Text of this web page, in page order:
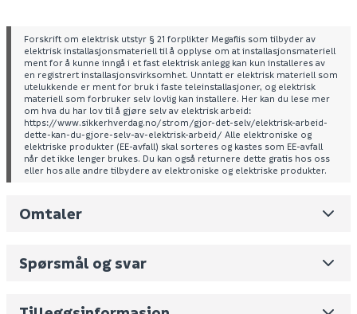
Tekniske spesifikasjoner
Nettspenning: AC 230 V, 50 / 60 Hz
Glødelamper: 3 - 370 W
230 V halogenlamper: 3 - 370 W
LV-halogenlamper med elektronisk
transformator: 3 - 370 VA
LED (med nøytral kabel): 0 - 200 W (maks. 1,3 A)
Driftstemperatur: +5°C til +35°C
Beskyttelse: 16 A automatsikting (10 A dersom
det brukes en terminal til looping)
Forskrift om elektrisk utstyr § 21 forplikter Megaflis som tilbyder av
elektrisk installasjonsmateriell til å opplyse om at installasjonsmateriell
ment for å kunne inngå i et fast elektrisk anlegg kan kun installeres av
en registrert installasjonsvirksomhet. Unntatt er elektrisk materiell som
utelukkende er ment for bruk i faste teleinstallasjoner, og elektrisk
materiell som forbruker selv lovlig kan installere. Her kan du lese mer
om hva du har lov til å gjøre selv av elektrisk arbeid:
https://www.sikkerhverdag.no/strom/gjor-det-selv/elektrisk-arbeid-
dette-kan-du-gjore-selv-av-elektrisk-arbeid/ Alle elektroniske og
elektriske produkter (EE-avfall) skal sorteres og kastes som EE-avfall
når det ikke lenger brukes. Du kan også returnere dette gratis hos oss
eller hos alle andre tilbydere av elektroniske og elektriske produkter.
Omtaler
Spørsmål og svar
Leverandørens varenummer 1410792
Volum 0.609 (dm3 per salgsforpakning)